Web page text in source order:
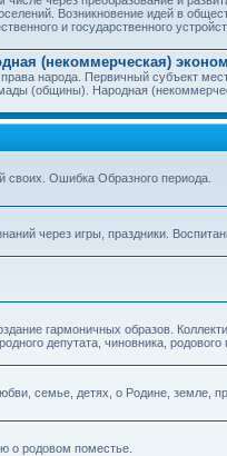
Возникновение идей в
и государственного
(некоммерческая)
народа. Первичный субъект
(общины). Народная
своих. Ошибка Образного периода.
через игры, праздники.
гармоничных образов.
депутата, чиновника, родового
семье, детях, о Родине, земле,
о родовом поместье.